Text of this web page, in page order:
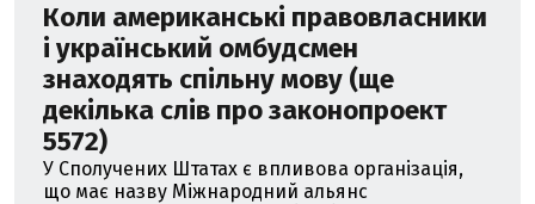
Коли американські правовласники
і український омбудсмен
знаходять спільну мову (ще
декілька слів про законопроект
5572)
У Сполучених Штатах є впливова організація,
що має назву Міжнародний альянс